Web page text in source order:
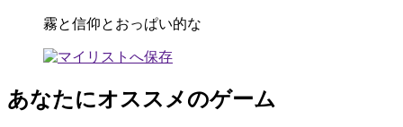
霧と信仰とおっぱい的な
あなたにオススメのゲーム